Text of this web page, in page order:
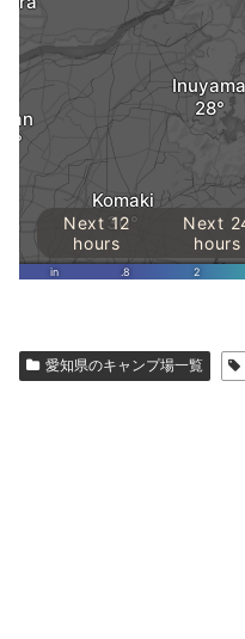
愛知県のキャンプ場一覧